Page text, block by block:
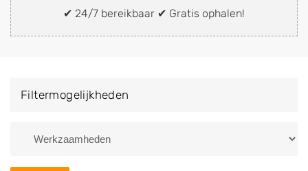
✔ 24/7 bereikbaar ✔ Gratis ophalen!
demontagebedrijf in de buurt, deze zelf wegbrengen
naar de sloop of deze liever laten ophalen op een
van Westernieland en ontvang een vergoeding voor
Zoekt u liever naar een sloperij in een andere plaats of
Filtermogelijkheden